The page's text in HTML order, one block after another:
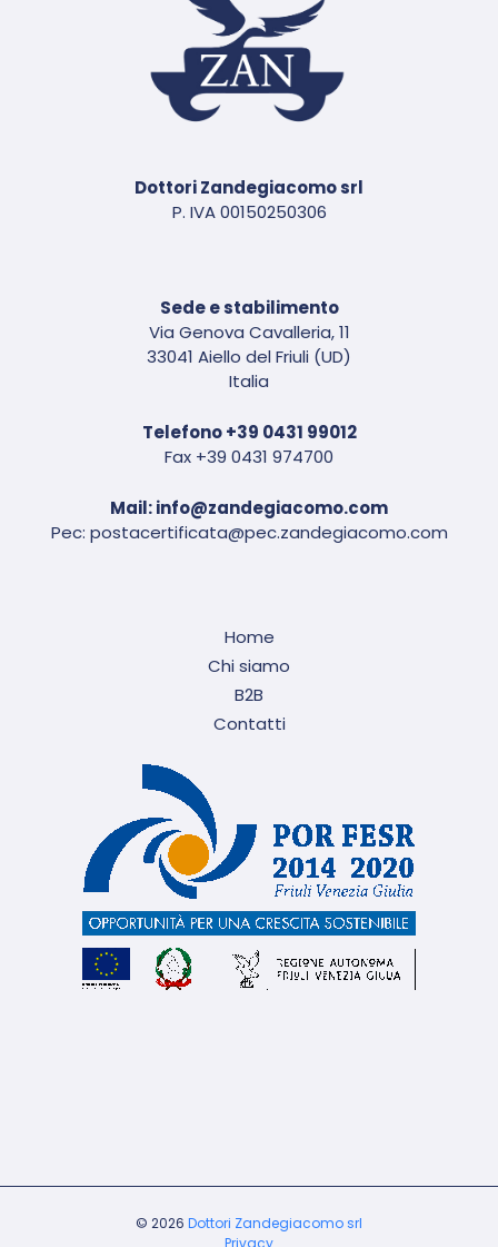
Dottori Zandegiacomo srl
P. IVA 00150250306
Sede e stabilimento
Via Genova Cavalleria, 11
33041 Aiello del Friuli (UD)
Italia
Telefono+39 0431 99012
Fax +39 0431 974700
Mail:info@zandegiacomo.com
Pec: postacertificata@pec.zandegiacomo.com
Home
Chi siamo
B2B
Contatti
© 2026 Dottori Zandegiacomo srl
Privacy